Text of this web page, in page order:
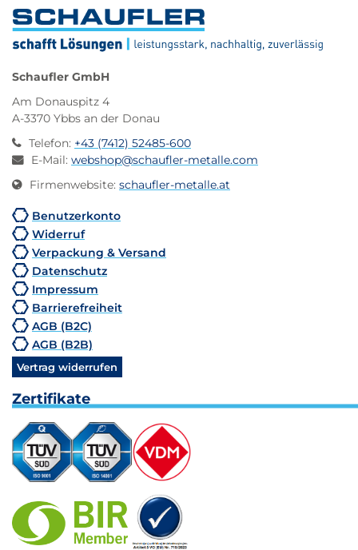
Schaufler GmbH
Am Donauspitz 4
A-3370 Ybbs an der Donau
Telefon: +43 (7412) 52485-600
E-Mail: webshop@schaufler-metalle.com
Firmenwebsite: schaufler-metalle.at
Benutzerkonto
Widerruf
Verpackung & Versand
Datenschutz
Impressum
Barrierefreiheit
AGB (B2C)
AGB (B2B)
Vertrag widerrufen
Zertifikate